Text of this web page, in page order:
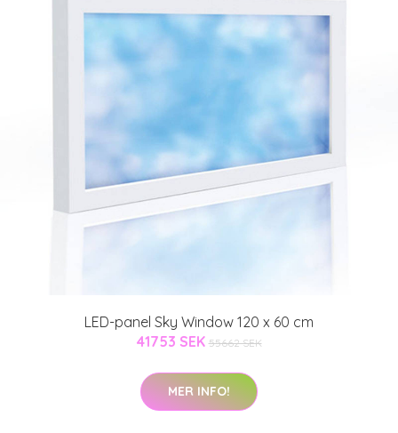
LED-panel Sky Window 120 x 60 cm
41753 SEK 55662 SEK
MER INFO!